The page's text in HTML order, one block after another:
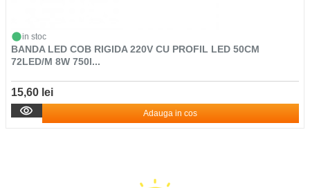
in stoc
BANDA LED COB RIGIDA 220V CU PROFIL LED 50CM
72LED/M 8W 750l...
15,60 lei
Adauga in cos